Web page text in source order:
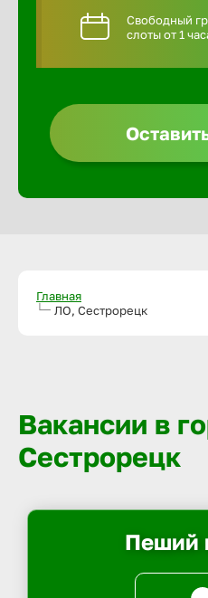
Свободный
слоты от 1
Главная
ЛО, Сестрорецк
Вакансии в
Сестрорецк
Пеший